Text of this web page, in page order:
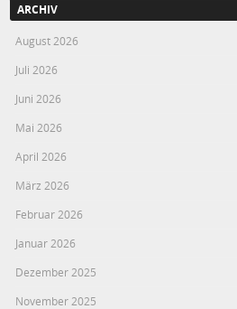
ARCHIV
August 2026
Juli 2026
Juni 2026
Mai 2026
April 2026
März 2026
Februar 2026
Januar 2026
Dezember 2025
November 2025